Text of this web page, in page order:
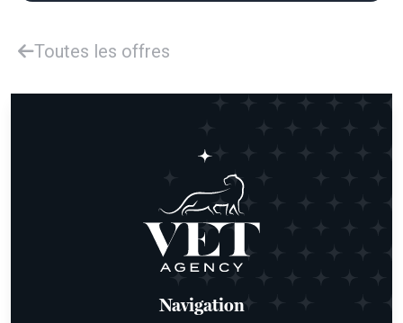
Toutes les offres
Navigation